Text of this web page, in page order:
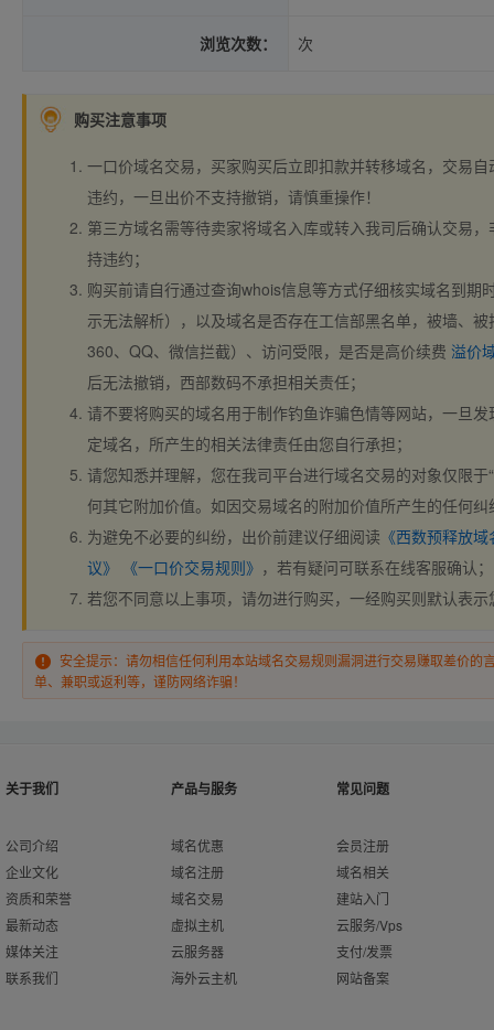
浏览次数： 次
购买注意事项
一口价域名交易，买家购买后立即扣款并转移域名，交易
违约，一旦出价不支持撤销，请慎重操作！
第三方域名需等待卖家将域名入库或转入我司后确认交易
持违约；
购买前请自行通过查询whois信息等方式仔细核实域名到期
示无法解析），以及域名是否存在工信部黑名单，被墙、
360、QQ、微信拦截）、访问受限，是否是高价续费 溢价
后无法撤销，西部数码不承担相关责任；
请不要将购买的域名用于制作钓鱼诈骗色情等网站，一旦
定域名，所产生的相关法律责任由您自行承担；
请您知悉并理解，您在我司平台进行域名交易的对象仅限于
何其它附加价值。如因交易域名的附加价值所产生的任何
为避免不必要的纠纷，出价前建议仔细阅读 《西数预释放
议》
《一口价交易规则》 ，若有疑问可联系在线客服确认；
若您不同意以上事项，请勿进行购买，一经购买则默认表
安全提示：请勿相信任何利用本站域名交易规则漏洞进行交易赚取差价的
单、兼职或返利等，谨防网络诈骗！
关于我们
公司介绍
企业文化
资质和荣誉
最新动态
媒体关注
联系我们
产品与服务
域名优惠
域名注册
域名交易
虚拟主机
云服务器
海外云主机
常见问题
会员注册
域名相关
建站入门
云服务/Vps
支付/发票
网站备案